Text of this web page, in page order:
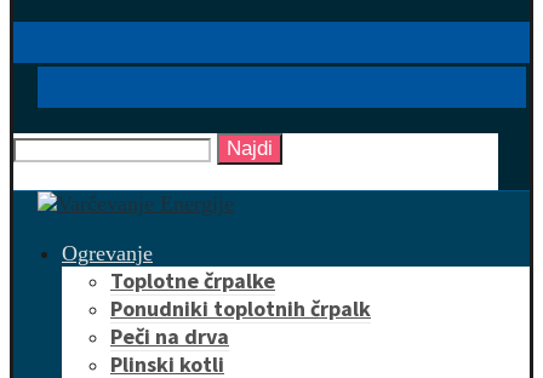
Najdi
Ogrevanje
Toplotne črpalke
Ponudniki toplotnih črpalk
Peči na drva
Plinski kotli